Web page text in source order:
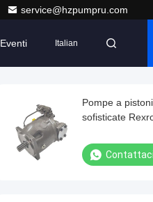
service@hzpumpru.com
Eventi Italian
Pompe a
sofisticate